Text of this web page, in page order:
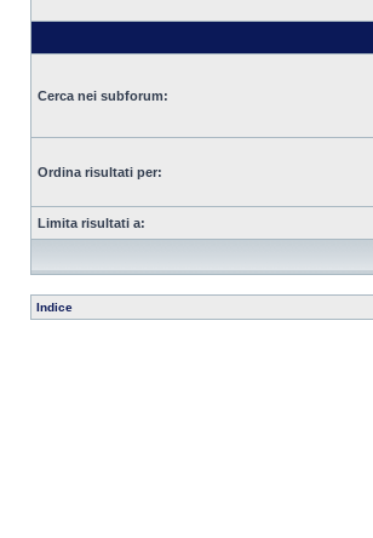
Cerca nei subforum:
Ordina risultati per:
Limita risultati a:
Indice